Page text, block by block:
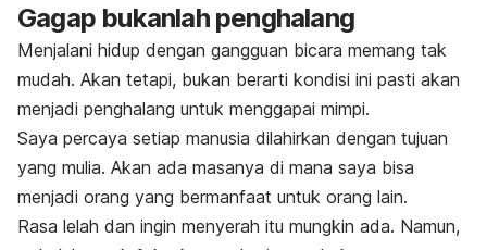
Gagap bukanlah penghalang
Menjalani hidup dengan gangguan bicara memang tak
mudah. Akan tetapi, bukan berarti kondisi ini pasti akan
menjadi penghalang untuk menggapai mimpi.
Saya percaya setiap manusia dilahirkan dengan tujuan
yang mulia. Akan ada masanya di mana saya bisa
menjadi orang yang bermanfaat untuk orang lain.
Rasa lelah dan ingin menyerah itu mungkin ada. Namun,